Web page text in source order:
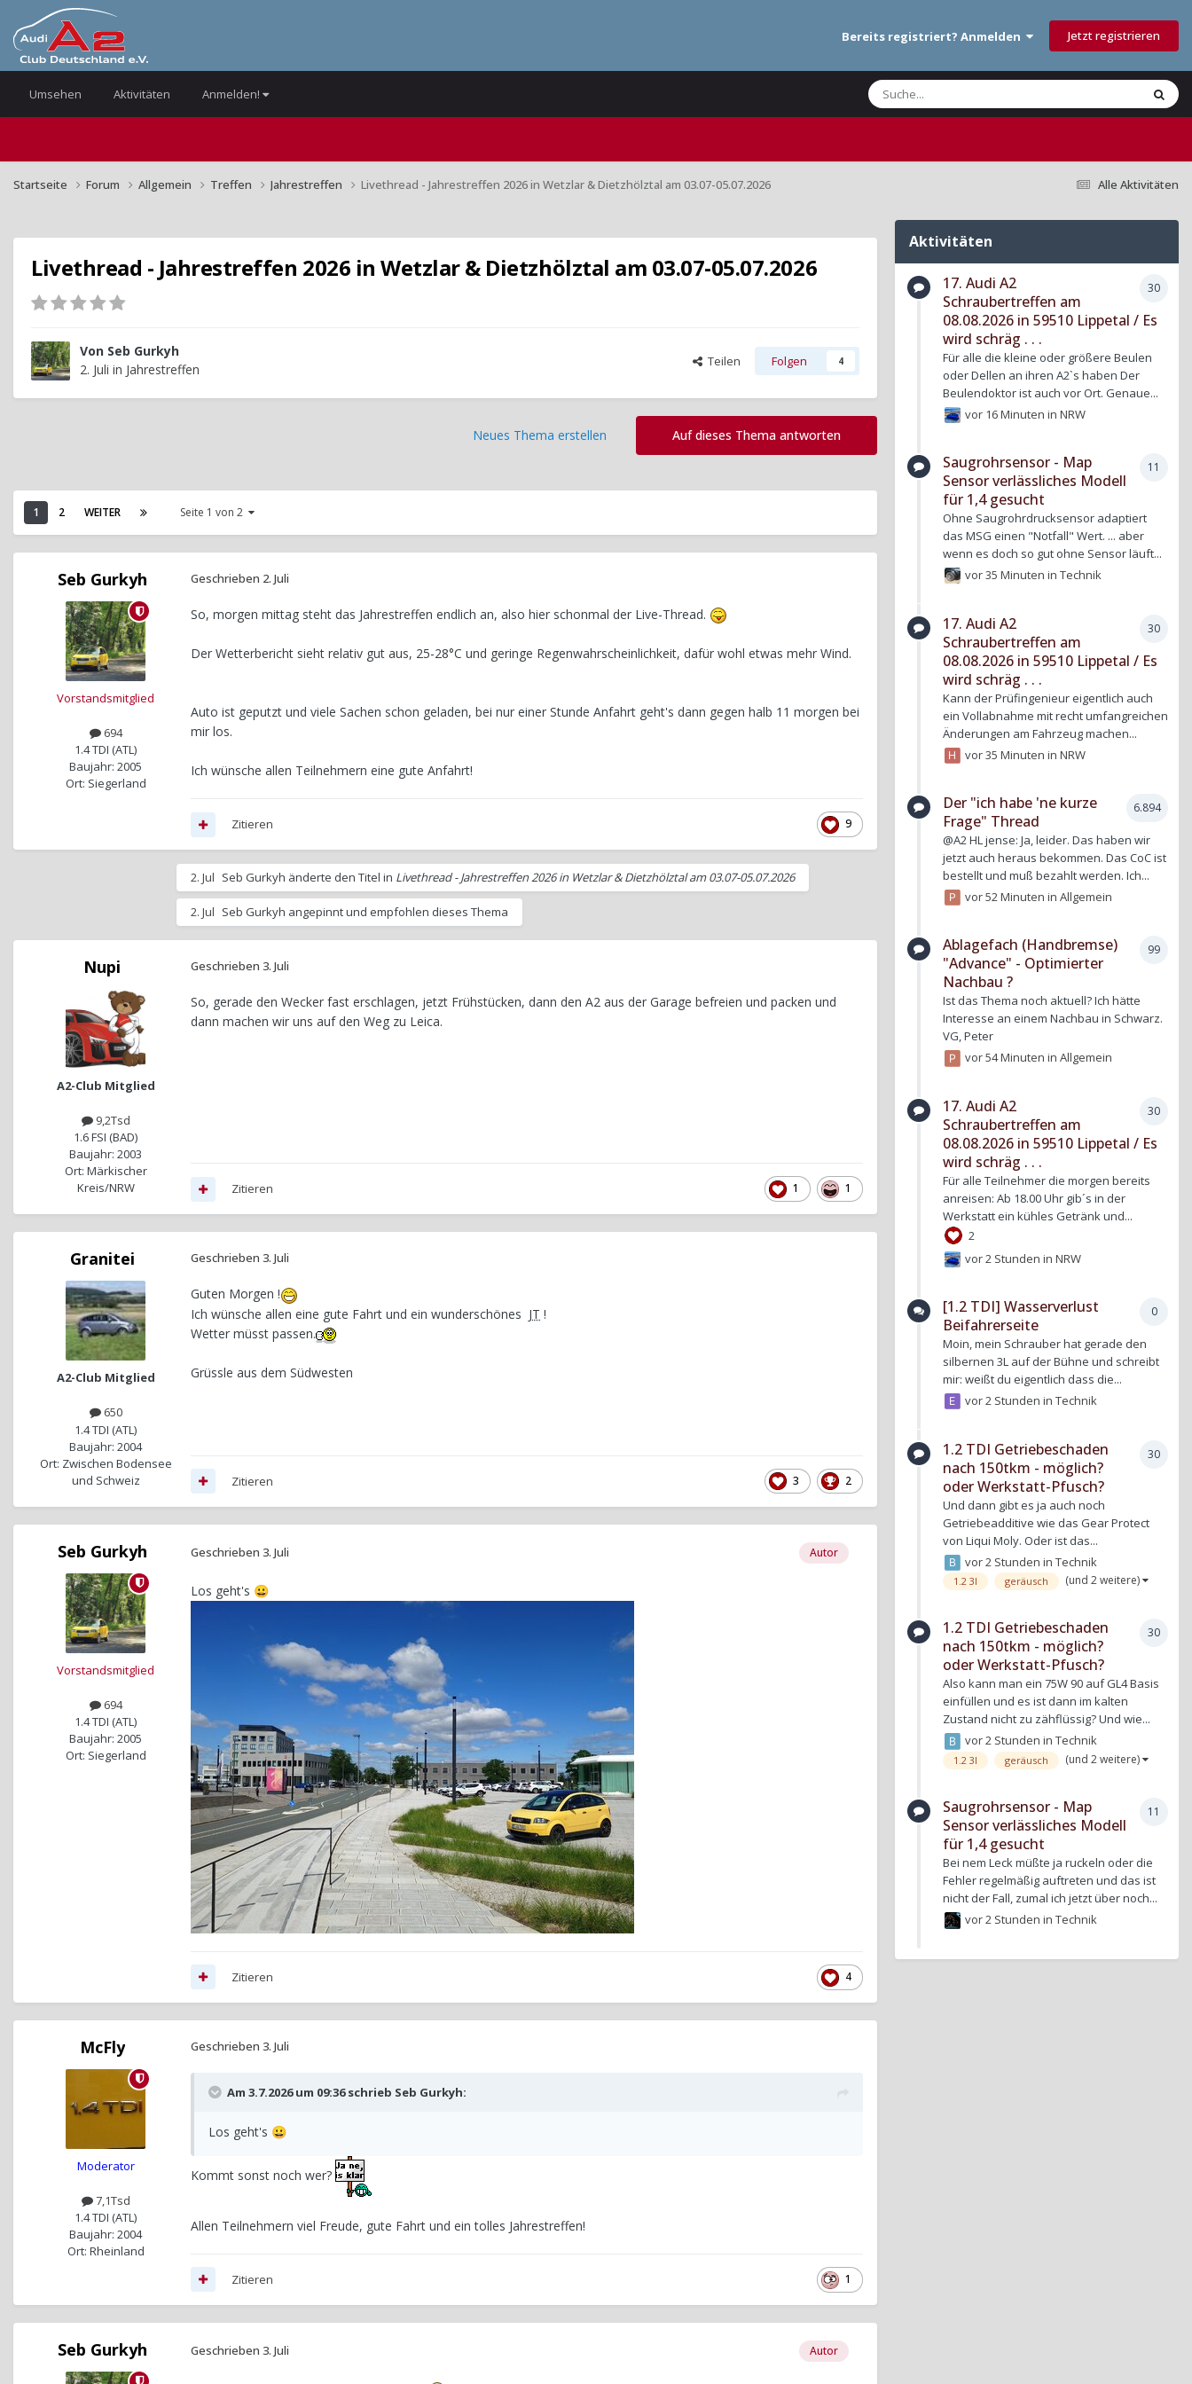
Bereits registriert? Anmelden Jetzt registrieren
Umsehen Aktivitäten Anmelden!
Alle Aktivitäten
Startseite Forum Allgemein Treffen Jahrestreffen Livethread - Jahrestreffen 2026 in Wetzlar & Dietzhölztal am 03.07-05.07.2026
Livethread - Jahrestreffen 2026 in Wetzlar & Dietzhölztal am 03.07-05.07.2026
Von Seb Gurkyh
2. Juli in Jahrestreffen Teilen Folgen 4
Auf dieses Thema antworten
Neues Thema erstellen
1 2 WEITER Seite 1 von 2
Seb Gurkyh
Vorstandsmitglied
694
1.4 TDI (ATL)
Baujahr: 2005
Ort: Siegerland
Geschrieben 2. Juli
So, morgen mittag steht das Jahrestreffen endlich an, also hier schonmal der Live-Thread.
Der Wetterbericht sieht relativ gut aus, 25-28°C und geringe Regenwahrscheinlichkeit, dafür wohl etwas mehr Wind.
Auto ist geputzt und viele Sachen schon geladen, bei nur einer Stunde Anfahrt geht's dann gegen halb 11 morgen bei
mir los.
Ich wünsche allen Teilnehmern eine gute Anfahrt!
9
Zitieren
2. Jul Seb Gurkyh änderte den Titel in Livethread - Jahrestreffen 2026 in Wetzlar & Dietzhölztal am 03.07-05.07.2026
2. Jul Seb Gurkyh angepinnt und empfohlen dieses Thema
Nupi
A2-Club Mitglied
9,2Tsd
1.6 FSI (BAD)
Baujahr: 2003
Ort: Märkischer
Kreis/NRW
Geschrieben 3. Juli
So, gerade den Wecker fast erschlagen, jetzt Frühstücken, dann den A2 aus der Garage befreien und packen und
dann machen wir uns auf den Weg zu Leica.
1 1
Zitieren
Granitei
A2-Club Mitglied
650
1.4 TDI (ATL)
Baujahr: 2004
Ort: Zwischen Bodensee
und Schweiz
Geschrieben 3. Juli
Guten Morgen !
Ich wünsche allen eine gute Fahrt und ein wunderschönes JT !
Wetter müsst passen.
Grüssle aus dem Südwesten
3 2
Zitieren
Seb Gurkyh
Vorstandsmitglied
694
1.4 TDI (ATL)
Baujahr: 2005
Ort: Siegerland
Autor
Geschrieben 3. Juli
Los geht's 😀
4
Zitieren
McFly
Moderator
7,1Tsd
1.4 TDI (ATL)
Baujahr: 2004
Ort: Rheinland
Geschrieben 3. Juli
Am 3.7.2026 um 09:36 schrieb Seb Gurkyh:
Los geht's 😀
Kommt sonst noch wer?
Allen Teilnehmern viel Freude, gute Fahrt und ein tolles Jahrestreffen!
1
Zitieren
Seb Gurkyh Autor
Geschrieben 3. Juli
Aktivitäten
30
17. Audi A2
Schraubertreffen am
08.08.2026 in 59510 Lippetal / Es
wird schräg . . .
Für alle die kleine oder größere Beulen
oder Dellen an ihren A2`s haben Der
Beulendoktor ist auch vor Ort. Genaue...
vor 16 MinuteninNRW
11
Saugrohrsensor - Map
Sensor verlässliches Modell
für 1,4 gesucht
Ohne Saugrohrdrucksensor adaptiert
das MSG einen "Notfall" Wert. ... aber
wenn es doch so gut ohne Sensor läuft...
vor 35 MinuteninTechnik
30
17. Audi A2
Schraubertreffen am
08.08.2026 in 59510 Lippetal / Es
wird schräg . . .
Kann der Prüfingenieur eigentlich auch
ein Vollabnahme mit recht umfangreichen
Änderungen am Fahrzeug machen...
vor 35 MinuteninNRW
6.894
Der "ich habe 'ne kurze
Frage" Thread
@A2 HL jense: Ja, leider. Das haben wir
jetzt auch heraus bekommen. Das CoC ist
bestellt und muß bezahlt werden. Ich...
vor 52 MinuteninAllgemein
99
Ablagefach (Handbremse)
"Advance" - Optimierter
Nachbau ?
Ist das Thema noch aktuell? Ich hätte
Interesse an einem Nachbau in Schwarz.
VG, Peter
vor 54 MinuteninAllgemein
30
17. Audi A2
Schraubertreffen am
08.08.2026 in 59510 Lippetal / Es
wird schräg . . .
Für alle Teilnehmer die morgen bereits
anreisen: Ab 18.00 Uhr gib´s in der
Werkstatt ein kühles Getränk und...
2
vor 2 Stunden inNRW
0
[1.2 TDI] Wasserverlust
Beifahrerseite
Moin, mein Schrauber hat gerade den
silbernen 3L auf der Bühne und schreibt
mir: weißt du eigentlich dass die...
vor 2 Stunden inTechnik
30
1.2 TDI Getriebeschaden
nach 150tkm - möglich?
oder Werkstatt-Pfusch?
Und dann gibt es ja auch noch
Getriebeadditive wie das Gear Protect
von Liqui Moly. Oder ist das...
vor 2 Stunden inTechnik
1.2 3l geräusch (und 2 weitere)
30
1.2 TDI Getriebeschaden
nach 150tkm - möglich?
oder Werkstatt-Pfusch?
Also kann man ein 75W 90 auf GL4 Basis
einfüllen und es ist dann im kalten
Zustand nicht zu zähflüssig? Und wie...
vor 2 Stunden inTechnik
1.2 3l geräusch (und 2 weitere)
11
Saugrohrsensor - Map
Sensor verlässliches Modell
für 1,4 gesucht
Bei nem Leck müßte ja ruckeln oder die
Fehler regelmäßig auftreten und das ist
nicht der Fall, zumal ich jetzt über noch...
vor 2 Stunden inTechnik